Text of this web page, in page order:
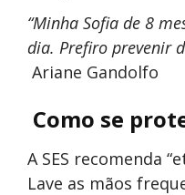
“Minha Sofia de 8
dia. Prefiro prevenir
Ariane Gandolfo
Como se
A SES recomenda
Lave as mãos